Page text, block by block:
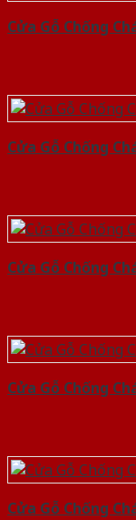
Cửa Gỗ Chống
Cửa Gỗ Chống
Cửa Gỗ Chống
Cửa Gỗ Chống
Cửa Gỗ Chống